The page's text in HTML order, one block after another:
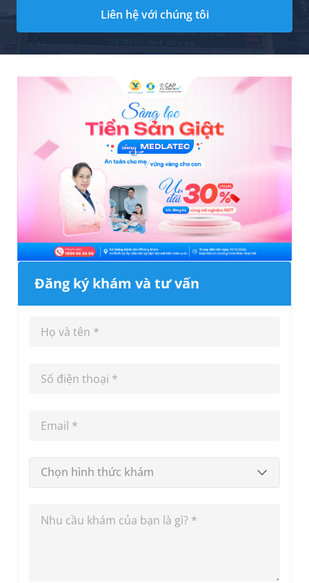
Liên hệ với chúng tôi
Đăng ký khám và tư vấn
Chọn hình thức khám